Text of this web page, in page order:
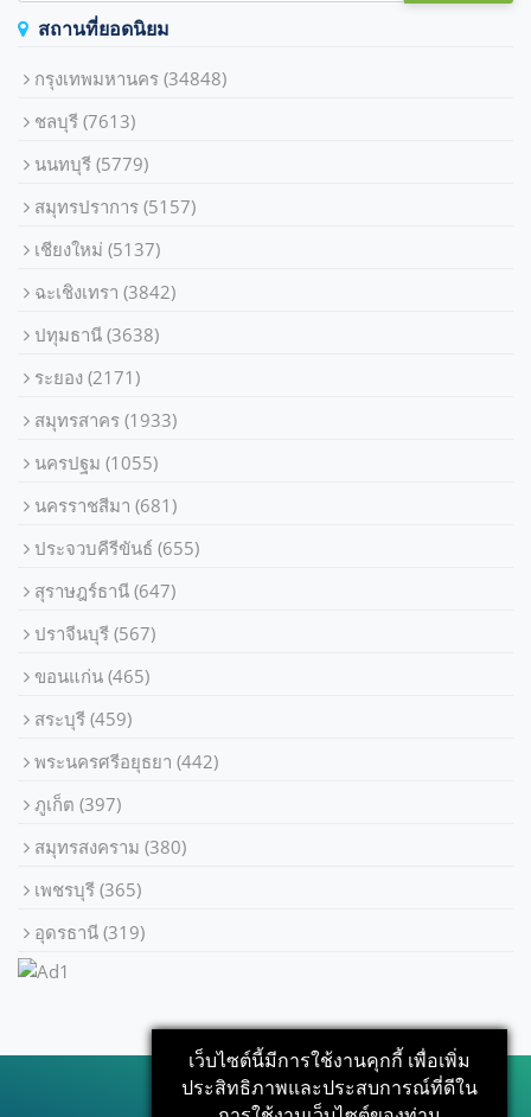
สถานที่ยอดนิยม
กรุงเทพมหานคร
(34848)
ชลบุรี
(7613)
นนทบุรี
(5779)
สมุทรปราการ
(5157)
เชียงใหม่
(5137)
ฉะเชิงเทรา
(3842)
ปทุมธานี
(3638)
ระยอง
(2171)
สมุทรสาคร
(1933)
นครปฐม
(1055)
นครราชสีมา
(681)
ประจวบคีรีขันธ์
(655)
สุราษฎร์ธานี
(647)
ปราจีนบุรี
(567)
ขอนแก่น
(465)
สระบุรี
(459)
พระนครศรีอยุธยา
(442)
ภูเก็ต
(397)
สมุทรสงคราม
(380)
เพชรบุรี
(365)
อุดรธานี
(319)
เว็บไซต์นี้มีการใช้งานคุกกี้ เพื่อเพิ่ม
ประสิทธิภาพและประสบการณ์ที่ดีใน